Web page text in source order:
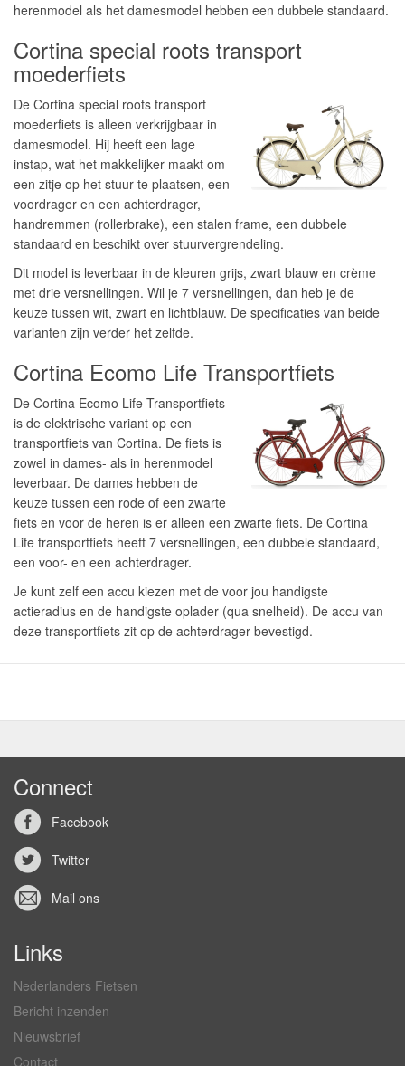
herenmodel als het damesmodel hebben een dubbele standaard.
Cortina special roots transport
moederfiets
De Cortina special roots transport
moederfiets is alleen verkrijgbaar in
damesmodel. Hij heeft een lage
instap, wat het makkelijker maakt om
een zitje op het stuur te plaatsen, een
voordrager en een achterdrager,
handremmen (rollerbrake), een stalen frame, een dubbele
standaard en beschikt over stuurvergrendeling.
Dit model is leverbaar in de kleuren grijs, zwart blauw en crème
met drie versnellingen. Wil je 7 versnellingen, dan heb je de
keuze tussen wit, zwart en lichtblauw. De specificaties van beide
varianten zijn verder het zelfde.
Cortina Ecomo Life Transportfiets
De Cortina Ecomo Life Transportfiets
is de elektrische variant op een
transportfiets van Cortina. De fiets is
zowel in dames- als in herenmodel
leverbaar. De dames hebben de
keuze tussen een rode of een zwarte
fiets en voor de heren is er alleen een zwarte fiets. De Cortina
Life transportfiets heeft 7 versnellingen, een dubbele standaard,
een voor- en een achterdrager.
Je kunt zelf een accu kiezen met de voor jou handigste
actieradius en de handigste oplader (qua snelheid). De accu van
deze transportfiets zit op de achterdrager bevestigd.
Connect
Facebook
Twitter
Mail ons
Links
Nederlanders Fietsen
Bericht inzenden
Nieuwsbrief
Contact